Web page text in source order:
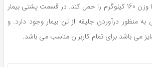
هیچ مشکلی میتواند تا وزن 160 کیلوگرم را حمل کند. در قسمت پشتی بیمار
منظور درآوردن جلیقه از تن بیمار وجود دارد. و
می باشد برای تمام کاربران مناسب می باشد.